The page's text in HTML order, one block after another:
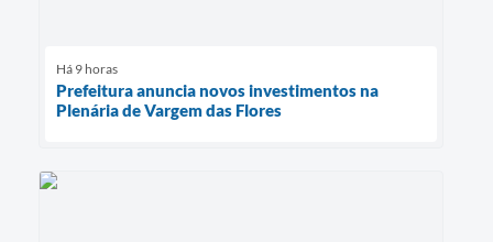
Há 9 horas
Prefeitura anuncia novos investimentos na
Plenária de Vargem das Flores